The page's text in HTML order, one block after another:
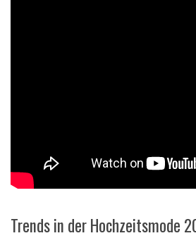
Trends in der Hochzeitsmode